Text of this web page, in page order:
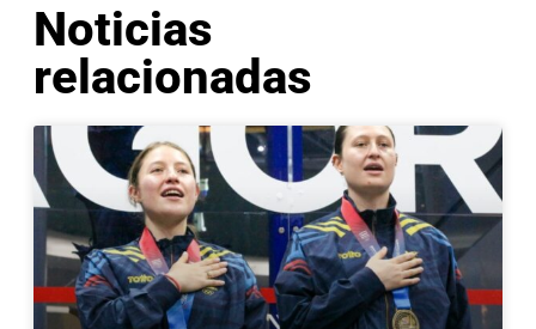
Noticias
relacionadas